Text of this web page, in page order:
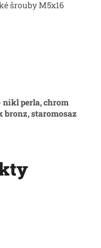
šrouby M5x16
nikl perla, chrom
bronz, staromosaz